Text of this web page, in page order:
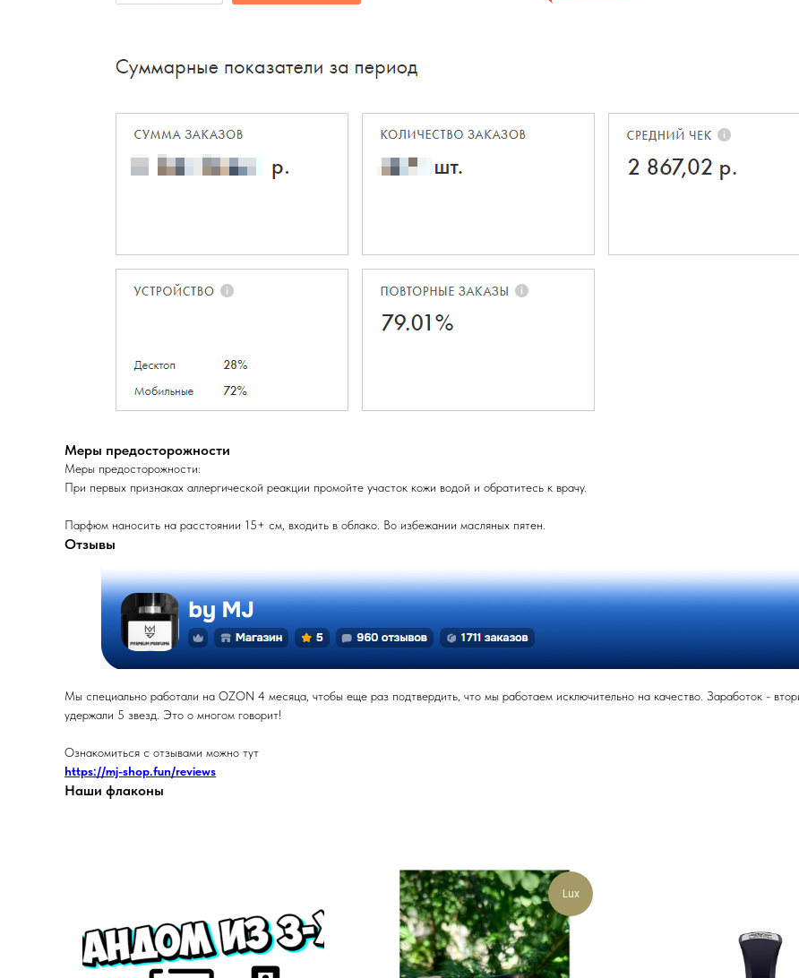
Меры предосторожности
Меры предосторожности:
При первых признаках аллергической реакции промойте участок кожи водой и обратитесь к врачу.
Парфюм наносить на расстоянии 15+ см, входить в облако. Во избежании масляных пятен.
Отзывы
Мы специально работали на OZON 4 месяца, чтобы еще раз подтвердить, что мы работаем исключительно на качество. Заработок -
удержали 5 звезд. Это о многом говорит!
Ознакомиться с отзывами можно тут
https://mj-shop.fun/reviews
Наши флаконы
Lux